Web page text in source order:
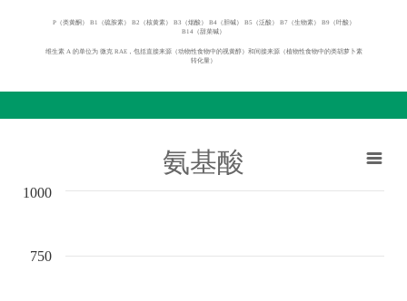
P（类黄酮） B1（硫胺素） B2（核黄素） B3（烟酸） B4（胆碱） B5（泛酸） B7（生物素） B9（叶酸）
B14（甜菜碱）
维生素 A 的单位为 微克 RAE，包括直接来源（动物性食物中的视黄醇）和间接来源（植物性食物中的类胡萝卜素
转化量）
氨基酸
750
1000